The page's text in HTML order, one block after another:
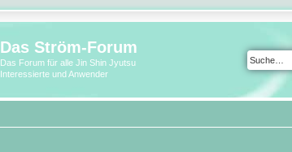
Das Ström-Forum
Das Forum für alle Jin Shin Jyutsu
Interessierte und Anwender